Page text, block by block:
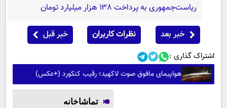
ریاست‌جمهوری به پرداخت ۱۳۸ هزار میلیارد تومان
خبر بعد نظرات کاربران خبر قبل
اشتراک گذاری :
هواپیمای مافوق صوت لاکهید؛ رقیب کنکورد (+عکس)
تماشاخانه